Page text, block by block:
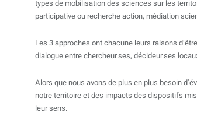
types de mobilisation des sciences sur les
participative ou recherche action, médiation
Les 3 approches ont chacune leurs raisons
dialogue entre chercheur.ses, décideur.ses
Alors que nous avons de plus en plus besoin
notre territoire et des impacts des dispositifs
leur sens.